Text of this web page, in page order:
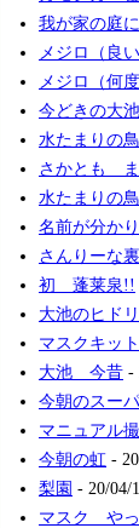
我が家の庭
メジロ（良
メジロ（何
今どきの大
水たまりの
さかとも ま
水たまりの
名前が分か
さんりーな
初 蓬莱泉!!
大池のヒド
マスクキッ
大池 今昔 -
今朝のスー
マニュアル
今朝の虹 -
梨園 - 20/04/
マスク や